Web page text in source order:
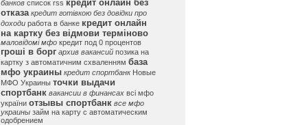
банков список rss кредит онлайн без
отказа кредит готівкою без довідки про
доходи работа в банке кредит онлайн
на картку без відмови терміново
маловідомі мфо кредит под 0 процентов
гроші в борг архив вакансий позика на
картку з автоматичним схваленням база
мфо украины кредит спортбанк Новые
МФО Украины точки выдачи
спортбанк вакансии в финансах всі мфо
україни отзывы спортбанк все мфо
украины займ на карту с автоматическим
одобрением